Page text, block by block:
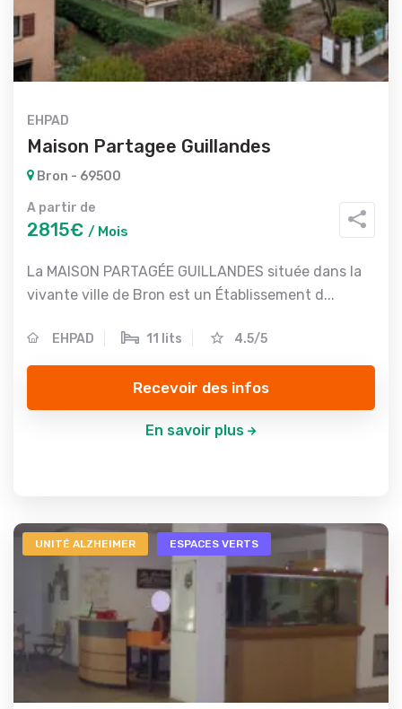
EHPAD
Maison Partagee Guillandes
Bron - 69500
A partir de
2815€ / Mois
La MAISON PARTAGÉE GUILLANDES située dans la
vivante ville de Bron est un Établissement d...
EHPAD 11 lits 4.5/5
Recevoir des infos
En savoir plus
UNITÉ ALZHEIMER ESPACES VERTS